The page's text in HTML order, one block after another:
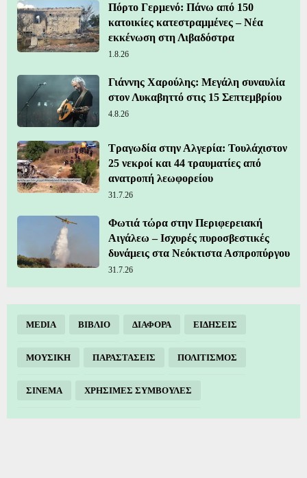
Πόρτο Γερμενό: Πάνω από 150
κατοικίες κατεστραμμένες – Νέα
εκκένωση στη Λιβαδόστρα
1.8.26
Γιάννης Χαρούλης: Μεγάλη συναυλία
στον Λυκαβηττό στις 15 Σεπτεμβρίου
4.8.26
Τραγωδία στην Αλγερία: Τουλάχιστον
25 νεκροί και 44 τραυματίες από
ανατροπή λεωφορείου
31.7.26
Φωτιά τώρα στην Περιφερειακή
Αιγάλεω – Ισχυρές πυροσβεστικές
δυνάμεις στα Νεόκτιστα Ασπροπύργου
31.7.26
MEDIA ΒΙΒΛΙΟ ΔΙΑΦΟΡΑ ΕΙΔΗΣΕΙΣ
ΜΟΥΣΙΚΗ ΠΑΡΑΣΤΑΣΕΙΣ ΠΟΛΙΤΙΣΜΟΣ
ΣΙΝΕΜΑ ΧΡΗΣΙΜΕΣ ΣΥΜΒΟΥΛΕΣ